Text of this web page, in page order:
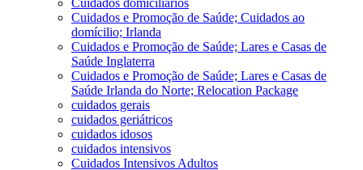
Cuidados e Promoção de Saúde; Cuidados ao
domícilio; Irlanda
Cuidados e Promoção de Saúde; Lares e Casas de
Saúde Inglaterra
Cuidados e Promoção de Saúde; Lares e Casas de
Saúde Irlanda do Norte; Relocation Package
cuidados gerais
cuidados geriátricos
cuidados idosos
cuidados intensivos
Cuidados Intensivos Adultos